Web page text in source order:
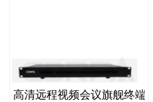
高清远程视频会议旗舰终端